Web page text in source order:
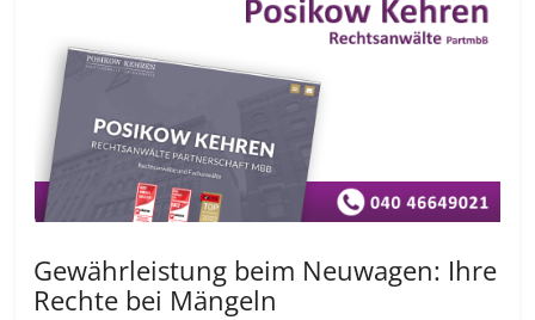
Gewährleistung beim Neuwagen: Ihre
Rechte bei Mängeln